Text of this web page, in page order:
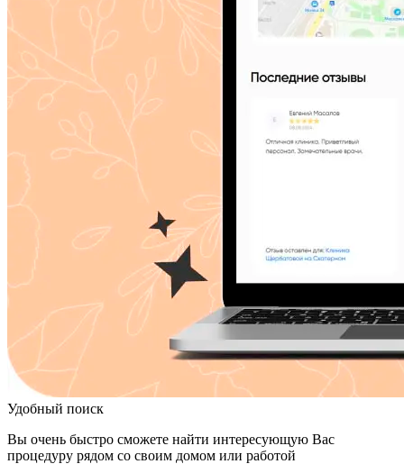
Удобный поиск
Вы очень быстро сможете найти интересующую Вас
процедуру рядом со своим домом или работой